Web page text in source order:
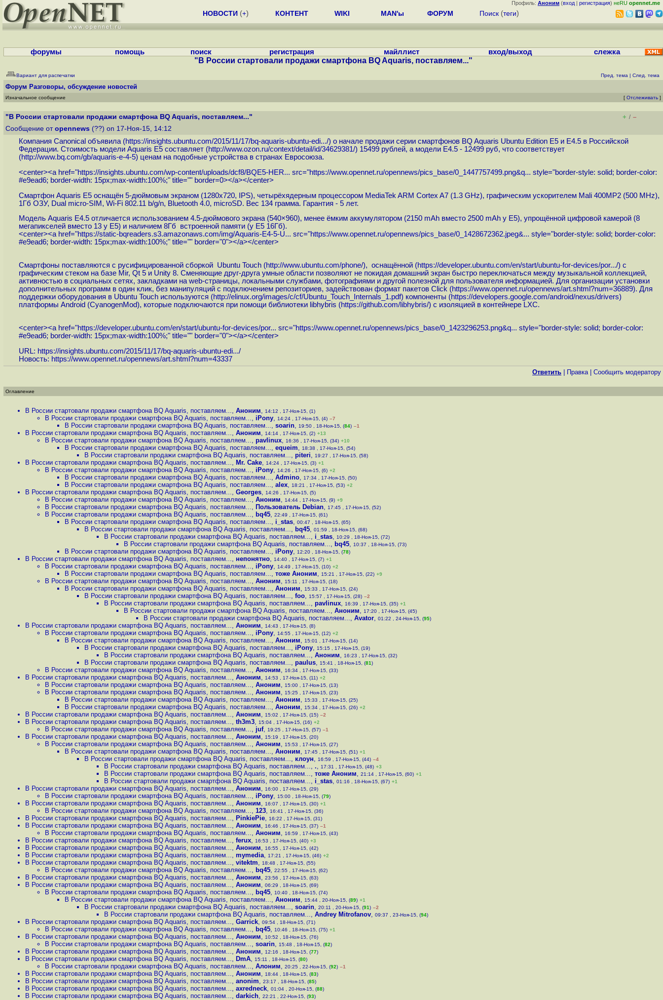
Профиль: Аноним (вход | регистрация) неRU opennet.me
НОВОСТИ (+) КОНТЕНТ WIKI MAN'ы ФОРУМ Поиск (теги)
форумы помощь поиск регистрация майллист вход/выход слежка
"В России стартовали продажи смартфона BQ Aquaris, поставляем..."
Вариант для распечатки Пред. тема | След. тема
Форум Разговоры, обсуждение новостей
Изначальное сообщение [ Отслеживать ]
"В России стартовали продажи смартфона BQ Aquaris, поставляем..." + / –
Сообщение от opennews (??) on 17-Ноя-15, 14:12
Компания Canonical объявила (https://insights.ubuntu.com/2015/11/17/bq-aquaris-ubuntu-edi.../) о начале продажи серии смартфонов BQ Aquaris Ubuntu Edition E5 и E4.5 в Российской
Федерации. Стоимость модели Aquaris E5 составляет (http://www.ozon.ru/context/detail/id/34629381/) 15499 рублей, а модели E4.5 - 12499 руб, что соответствует
(http://www.bq.com/gb/aquaris-e-4-5) ценам на подобные устройства в странах Евросоюза.
<center><a href="https://insights.ubuntu.com/wp-content/uploads/dcf8/BQE5-HER... src="https://www.opennet.ru/opennews/pics_base/0_1447757499.png&q... style="border-style: solid; border-color:
#e9ead6; border-width: 15px;max-width:100%;" title="" border=0></a></center>
Смартфон Aquaris E5 оснащён 5-дюймовым экраном (1280x720, IPS), четырёхядерным процессором MediaTek ARM Cortex A7 (1.3 GHz), графическим ускорителем Mali 400MP2 (500 MHz),
1Гб ОЗУ, Dual micro-SIM, Wi-Fi 802.11 b/g/n, Bluetooth 4.0, microSD. Вес 134 грамма. Гарантия - 5 лет.
Модель Aquaris E4.5 отличается использованием 4.5-дюймового экрана (540×960), менее ёмким аккумулятором (2150 mAh вместо 2500 mAh у E5), упрощённой цифровой камерой (8
мегапикселей вместо 13 у E5) и наличием 8Гб встроенной памяти (у E5 16Гб).
<center><a href="https://static-bqreaders.s3.amazonaws.com/img/Aquaris-E4-5-U... src="https://www.opennet.ru/opennews/pics_base/0_1428672362.jpeg&... style="border-style: solid; border-color:
#e9ead6; border-width: 15px;max-width:100%;" title="" border="0"></a></center>
Смартфоны поставляются с русифицированной сборкой Ubuntu Touch (http://www.ubuntu.com/phone/), оснащённой (https://developer.ubuntu.com/en/start/ubuntu-for-devices/por.../) с
графическим стеком на базе Mir, Qt 5 и Unity 8. Сменяющие друг-друга умные области позволяют не покидая домашний экран быстро переключаться между музыкальной коллекцией,
активностью в социальных сетях, закладками на web-страницы, локальными службами, фотографиями и другой полезной для пользователя информацией. Для организации установки
дополнительных программ в один клик, без манипуляций с подключением репозиториев, задействован формат пакетов Click (https://www.opennet.ru/opennews/art.shtml?num=36889). Для
поддержки оборудования в Ubuntu Touch используются (http://elinux.org/images/c/cf/Ubuntu_Touch_Internals_1.pdf) компоненты (https://developers.google.com/android/nexus/drivers)
платформы Android (CyanogenMod), которые подключаются при помощи библиотеки libhybris (https://github.com/libhybris/) c изоляцией в контейнере LXC.
<center><a href="https://developer.ubuntu.com/en/start/ubuntu-for-devices/por... src="https://www.opennet.ru/opennews/pics_base/0_1423296253.png&q... style="border-style: solid; border-color:
#e9ead6; border-width: 15px;max-width:100%;" title="" border="0"></a></center>
URL: https://insights.ubuntu.com/2015/11/17/bq-aquaris-ubuntu-edi.../
Новость: https://www.opennet.ru/opennews/art.shtml?num=43337
Ответить Правка| Cообщить модератору
Оглавление
В России стартовали продажи смартфона BQ Aquaris, поставляем..., Аноним, 14:12 , 17-Ноя-15, (1)
В России стартовали продажи смартфона BQ Aquaris, поставляем..., iPony, 14:24 , 17-Ноя-15, (4) –7
В России стартовали продажи смартфона BQ Aquaris, поставляем..., soarin, 19:50 , 18-Ноя-15, (84) –1
В России стартовали продажи смартфона BQ Aquaris, поставляем..., Аноним, 14:14 , 17-Ноя-15, (2) +13
В России стартовали продажи смартфона BQ Aquaris, поставляем..., pavlinux, 16:36 , 17-Ноя-15, (34) +10
В России стартовали продажи смартфона BQ Aquaris, поставляем..., equeim, 18:38 , 17-Ноя-15, (54)
В России стартовали продажи смартфона BQ Aquaris, поставляем..., piteri, 19:27 , 17-Ноя-15, (58)
В России стартовали продажи смартфона BQ Aquaris, поставляем..., Mr. Cake, 14:24 , 17-Ноя-15, (3) +1
В России стартовали продажи смартфона BQ Aquaris, поставляем..., iPony, 14:26 , 17-Ноя-15, (6) +2
В России стартовали продажи смартфона BQ Aquaris, поставляем..., Admino, 17:34 , 17-Ноя-15, (50)
В России стартовали продажи смартфона BQ Aquaris, поставляем..., alex, 18:21 , 17-Ноя-15, (53) +2
В России стартовали продажи смартфона BQ Aquaris, поставляем..., Georges, 14:26 , 17-Ноя-15, (5)
В России стартовали продажи смартфона BQ Aquaris, поставляем..., Аноним, 14:44 , 17-Ноя-15, (9) +9
В России стартовали продажи смартфона BQ Aquaris, поставляем..., Пользователь Debian, 17:45 , 17-Ноя-15, (52)
В России стартовали продажи смартфона BQ Aquaris, поставляем..., bq45, 22:49 , 17-Ноя-15, (61)
В России стартовали продажи смартфона BQ Aquaris, поставляем..., i_stas, 00:47 , 18-Ноя-15, (65)
В России стартовали продажи смартфона BQ Aquaris, поставляем..., bq45, 01:59 , 18-Ноя-15, (68)
В России стартовали продажи смартфона BQ Aquaris, поставляем..., i_stas, 10:29 , 18-Ноя-15, (72)
В России стартовали продажи смартфона BQ Aquaris, поставляем..., bq45, 10:37 , 18-Ноя-15, (73)
В России стартовали продажи смартфона BQ Aquaris, поставляем..., iPony, 12:20 , 18-Ноя-15, (78)
В России стартовали продажи смартфона BQ Aquaris, поставляем..., непонятно, 14:40 , 17-Ноя-15, (7) +1
В России стартовали продажи смартфона BQ Aquaris, поставляем..., iPony, 14:49 , 17-Ноя-15, (10) +2
В России стартовали продажи смартфона BQ Aquaris, поставляем..., тоже Аноним, 15:21 , 17-Ноя-15, (22) +9
В России стартовали продажи смартфона BQ Aquaris, поставляем..., Аноним, 15:11 , 17-Ноя-15, (18)
В России стартовали продажи смартфона BQ Aquaris, поставляем..., Аноним, 15:33 , 17-Ноя-15, (24)
В России стартовали продажи смартфона BQ Aquaris, поставляем..., foo, 15:57 , 17-Ноя-15, (28) –2
В России стартовали продажи смартфона BQ Aquaris, поставляем..., pavlinux, 16:39 , 17-Ноя-15, (35) +1
В России стартовали продажи смартфона BQ Aquaris, поставляем..., Аноним, 17:20 , 17-Ноя-15, (45)
В России стартовали продажи смартфона BQ Aquaris, поставляем..., Avator, 01:22 , 24-Ноя-15, (95)
В России стартовали продажи смартфона BQ Aquaris, поставляем..., Аноним, 14:43 , 17-Ноя-15, (8)
В России стартовали продажи смартфона BQ Aquaris, поставляем..., iPony, 14:55 , 17-Ноя-15, (12) +2
В России стартовали продажи смартфона BQ Aquaris, поставляем..., Аноним, 15:01 , 17-Ноя-15, (14)
В России стартовали продажи смартфона BQ Aquaris, поставляем..., iPony, 15:15 , 17-Ноя-15, (19)
В России стартовали продажи смартфона BQ Aquaris, поставляем..., Аноним, 16:23 , 17-Ноя-15, (32)
В России стартовали продажи смартфона BQ Aquaris, поставляем..., paulus, 15:41 , 18-Ноя-15, (81)
В России стартовали продажи смартфона BQ Aquaris, поставляем..., Аноним, 16:34 , 17-Ноя-15, (33)
В России стартовали продажи смартфона BQ Aquaris, поставляем..., Аноним, 14:53 , 17-Ноя-15, (11) +2
В России стартовали продажи смартфона BQ Aquaris, поставляем..., Аноним, 15:00 , 17-Ноя-15, (13)
В России стартовали продажи смартфона BQ Aquaris, поставляем..., Аноним, 15:25 , 17-Ноя-15, (23)
В России стартовали продажи смартфона BQ Aquaris, поставляем..., Аноним, 15:33 , 17-Ноя-15, (25)
В России стартовали продажи смартфона BQ Aquaris, поставляем..., Аноним, 15:34 , 17-Ноя-15, (26) +2
В России стартовали продажи смартфона BQ Aquaris, поставляем..., Аноним, 15:02 , 17-Ноя-15, (15) –2
В России стартовали продажи смартфона BQ Aquaris, поставляем..., th3m3, 15:04 , 17-Ноя-15, (16) +2
В России стартовали продажи смартфона BQ Aquaris, поставляем..., juf, 19:25 , 17-Ноя-15, (57) –1
В России стартовали продажи смартфона BQ Aquaris, поставляем..., Аноним, 15:19 , 17-Ноя-15, (20)
В России стартовали продажи смартфона BQ Aquaris, поставляем..., Аноним, 15:53 , 17-Ноя-15, (27)
В России стартовали продажи смартфона BQ Aquaris, поставляем..., Аноним, 17:45 , 17-Ноя-15, (51) +1
В России стартовали продажи смартфона BQ Aquaris, поставляем..., клоун, 16:59 , 17-Ноя-15, (44) –4
В России стартовали продажи смартфона BQ Aquaris, поставляем..., ., 17:31 , 17-Ноя-15, (48) +3
В России стартовали продажи смартфона BQ Aquaris, поставляем..., тоже Аноним, 21:14 , 17-Ноя-15, (60) +1
В России стартовали продажи смартфона BQ Aquaris, поставляем..., i_stas, 01:16 , 18-Ноя-15, (67) +1
В России стартовали продажи смартфона BQ Aquaris, поставляем..., Аноним, 16:00 , 17-Ноя-15, (29)
В России стартовали продажи смартфона BQ Aquaris, поставляем..., iPony, 15:00 , 18-Ноя-15, (79)
В России стартовали продажи смартфона BQ Aquaris, поставляем..., Аноним, 16:07 , 17-Ноя-15, (30) +1
В России стартовали продажи смартфона BQ Aquaris, поставляем..., 123, 16:41 , 17-Ноя-15, (36)
В России стартовали продажи смартфона BQ Aquaris, поставляем..., PinkiePie, 16:22 , 17-Ноя-15, (31)
В России стартовали продажи смартфона BQ Aquaris, поставляем..., Аноним, 16:46 , 17-Ноя-15, (37) –1
В России стартовали продажи смартфона BQ Aquaris, поставляем..., Аноним, 16:59 , 17-Ноя-15, (43)
В России стартовали продажи смартфона BQ Aquaris, поставляем..., ferux, 16:53 , 17-Ноя-15, (40) +3
В России стартовали продажи смартфона BQ Aquaris, поставляем..., Аноним, 16:55 , 17-Ноя-15, (42)
В России стартовали продажи смартфона BQ Aquaris, поставляем..., mymedia, 17:21 , 17-Ноя-15, (46) +2
В России стартовали продажи смартфона BQ Aquaris, поставляем..., vitektm, 18:48 , 17-Ноя-15, (55)
В России стартовали продажи смартфона BQ Aquaris, поставляем..., bq45, 22:55 , 17-Ноя-15, (62)
В России стартовали продажи смартфона BQ Aquaris, поставляем..., Аноним, 23:56 , 17-Ноя-15, (63)
В России стартовали продажи смартфона BQ Aquaris, поставляем..., Аноним, 06:29 , 18-Ноя-15, (69)
В России стартовали продажи смартфона BQ Aquaris, поставляем..., bq45, 10:40 , 18-Ноя-15, (74)
В России стартовали продажи смартфона BQ Aquaris, поставляем..., Аноним, 15:44 , 20-Ноя-15, (89) +1
В России стартовали продажи смартфона BQ Aquaris, поставляем..., soarin, 20:11 , 20-Ноя-15, (91) –2
В России стартовали продажи смартфона BQ Aquaris, поставляем..., Andrey Mitrofanov, 09:37 , 23-Ноя-15, (94)
В России стартовали продажи смартфона BQ Aquaris, поставляем..., Garrick, 09:54 , 18-Ноя-15, (71)
В России стартовали продажи смартфона BQ Aquaris, поставляем..., bq45, 10:46 , 18-Ноя-15, (75) +1
В России стартовали продажи смартфона BQ Aquaris, поставляем..., Аноним, 10:52 , 18-Ноя-15, (76)
В России стартовали продажи смартфона BQ Aquaris, поставляем..., soarin, 15:48 , 18-Ноя-15, (82)
В России стартовали продажи смартфона BQ Aquaris, поставляем..., Аноним, 12:16 , 18-Ноя-15, (77)
В России стартовали продажи смартфона BQ Aquaris, поставляем..., DmA, 15:11 , 18-Ноя-15, (80)
В России стартовали продажи смартфона BQ Aquaris, поставляем..., Алоним, 20:25 , 22-Ноя-15, (92) –1
В России стартовали продажи смартфона BQ Aquaris, поставляем..., Аноним, 18:44 , 18-Ноя-15, (83)
В России стартовали продажи смартфона BQ Aquaris, поставляем..., anonim, 23:17 , 18-Ноя-15, (85)
В России стартовали продажи смартфона BQ Aquaris, поставляем..., axredneck, 01:04 , 20-Ноя-15, (88)
В России стартовали продажи смартфона BQ Aquaris, поставляем..., darkich, 22:21 , 22-Ноя-15, (93)